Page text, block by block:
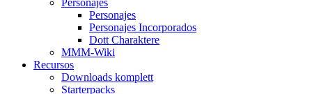
Personajes
Personajes
Personajes Incorporados
Dott Charaktere
MMM-Wiki
Recursos
Downloads komplett
Starterpacks